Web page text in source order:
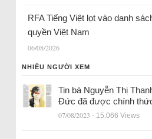
RFA Tiếng Việt lọt vào danh
quyền Việt Nam
06/08/2026
NHIỀU NGƯỜI XEM
Tin bà Nguyễn Thị
Đức đã được chính
07/08/2023 - 15.066 Views